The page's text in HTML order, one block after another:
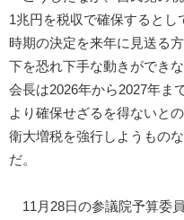
1兆円を税収で確保すると
時期の決定を来年に見送る
下を恐れ下手な動きができ
会長は2026年から2027年ま
より確保せざるを得ないと
衛大増税を強行しようもの
だ。
11月28日の参議院予算委